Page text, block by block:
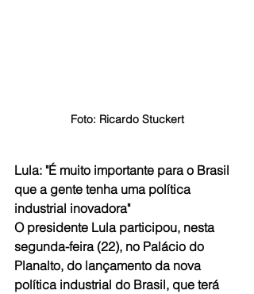
Foto: Ricardo Stuckert
Lula: "É muito importante para o Brasil
que a gente tenha uma política
industrial inovadora"
O presidente Lula participou, nesta
segunda-feira (22), no Palácio do
Planalto, do lançamento da nova
política industrial do Brasil, que terá